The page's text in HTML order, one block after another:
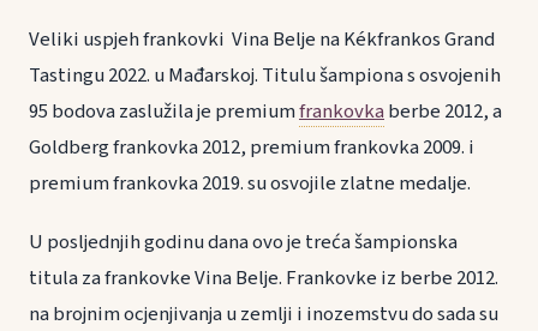
Veliki uspjeh frankovki Vina Belje na Kékfrankos Grand
Tastingu 2022. u Mađarskoj. Titulu šampiona s osvojenih
95 bodova zaslužila je premiumfrankovkaberbe 2012, a
Goldberg frankovka 2012, premium frankovka 2009. i
premium frankovka 2019. su osvojile zlatne medalje.
U posljednjih godinu dana ovo je treća šampionska
titula za frankovke Vina Belje. Frankovke iz berbe 2012.
na brojnim ocjenjivanja u zemlji i inozemstvu do sada su